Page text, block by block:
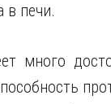
печи.
много